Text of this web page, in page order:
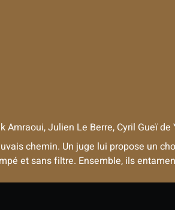
Amraoui, Julien Le Berre, Cyril Gueïde
chemin. Un juge lui propose un
et sans filtre. Ensemble, ils